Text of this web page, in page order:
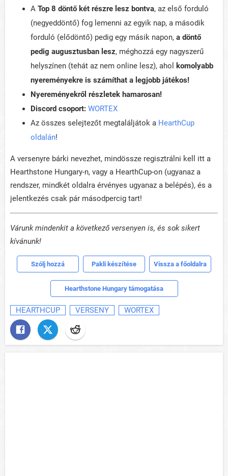
A Top 8 döntő két részre lesz bontva, az első forduló
(negyeddöntő) fog lemenni az egyik nap, a második
forduló (elődöntő) pedig egy másik napon, a döntő
pedig augusztusban lesz, méghozzá egy nagyszerű
helyszínen (tehát az nem online lesz), ahol
komolyabb
nyereményekre is számíthat a legjobb játékos!
Nyereményekről részletek hamarosan!
Discord csoport: WORTEX
Az összes selejtezőt megtaláljátok a HearthCup
oldalán!
A versenyre bárki nevezhet, mindössze regisztrálni kell itt a
Hearthstone Hungary-n, vagy a HearthCup-on (ugyanaz a
rendszer, mindkét oldalra érvényes ugyanaz a belépés), és a
jelentkezés csak pár másodpercig tart!
Várunk mindenkit a következő versenyen is, és sok sikert
kívánunk!
Szólj hozzá Pakli készítése Vissza a főoldalra
Hearthstone Hungary támogatása
HEARTHCUP VERSENY WORTEX